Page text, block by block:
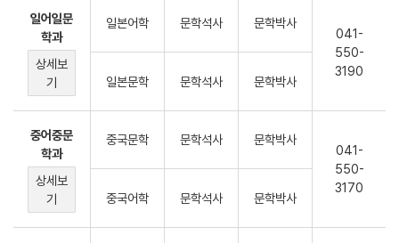
일어일문
학과
상세보
기
일본어학 문학석사 문학박사
041-
550-
3190
일본문학 문학석사 문학박사
중어중문
학과
상세보
기
중국문학 문학석사 문학박사
041-
550-
3170
중국어학 문학석사 문학박사